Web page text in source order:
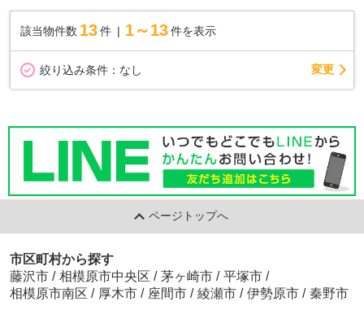
該当物件数 13件 1～13 件を表示
絞り込み条件： なし 変更
ページトップへ
市区町村から探す
藤沢市 / 相模原市中央区 / 茅ヶ崎市 / 平塚市 /
相模原市南区 / 厚木市 / 座間市 / 綾瀬市 / 伊勢原市 / 秦野市